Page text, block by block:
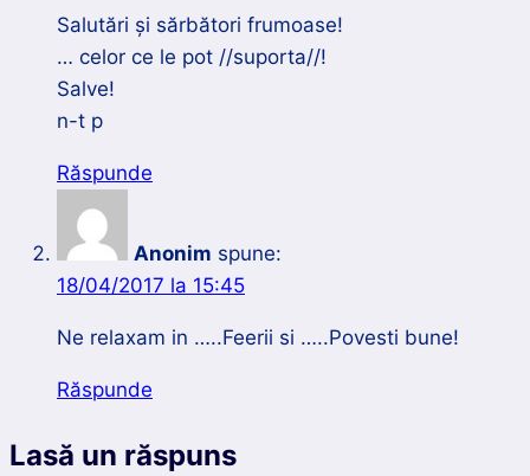
impresionante
Salutări și sărbători frumoase!
… celor ce le pot //suporta//!
Salve!
n-t p
Răspunde
Anonim spune:
18/04/2017 la 15:45
Ne relaxam in …..Feerii si …..Povesti bune!
Răspunde
Lasă un răspuns